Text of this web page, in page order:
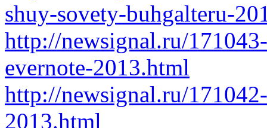
shuy-sovety-buhgalteru-
http://newsignal.ru/
evernote-2013.html
http://newsignal.ru/
2013.html